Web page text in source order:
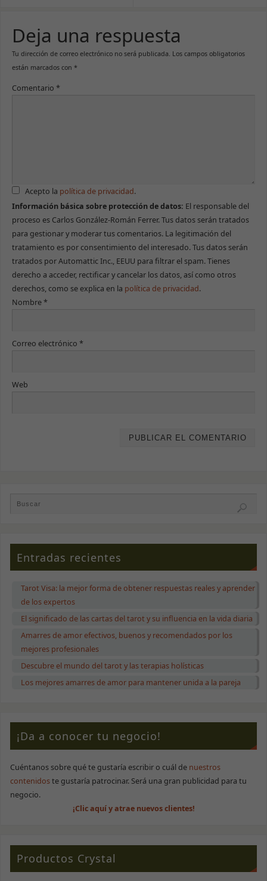
Deja una respuesta
Tu dirección de correo electrónico no será publicada. Los campos obligatorios
están marcados con *
Comentario *
Acepto la política de privacidad.
Información básica sobre protección de datos: El responsable del
proceso es Carlos González-Román Ferrer. Tus datos serán tratados
para gestionar y moderar tus comentarios. La legitimación del
tratamiento es por consentimiento del interesado. Tus datos serán
tratados por Automattic Inc., EEUU para filtrar el spam. Tienes
derecho a acceder, rectificar y cancelar los datos, así como otros
derechos, como se explica en la política de privacidad.
Nombre*
Correo electrónico *
Web
Entradas recientes
Tarot Visa: la mejor forma de obtener respuestas reales y aprender
de los expertos
El significado de las cartas del tarot y su influencia en la vida diaria
Amarres de amor efectivos, buenos y recomendados por los
mejores profesionales
Descubre el mundo del tarot y las terapias holísticas
Los mejores amarres de amor para mantener unida a la pareja
¡Da a conocer tu negocio!
Cuéntanos sobre qué te gustaría escribir o cuál de nuestros
contenidoste gustaría patrocinar. Será una gran publicidad para tu
negocio.
¡Clic aquí y atrae nuevos clientes!
Productos Crystal
opcionales.
correctamente.
Para que
funcionalidad
de la web, en
nuestra web
funcione lo
mejor posible
visita. Si